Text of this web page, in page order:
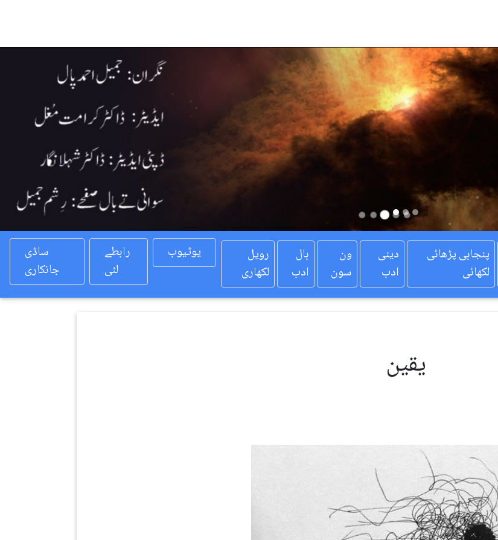
Previous
ساڈی
جانکاری
رابطے
لئی
یوٹیوب
رویل
لکھاری
بال
ادب
ون
سون
دینی
ادب
پنجابی پڑھائی
لکھائی
یقین